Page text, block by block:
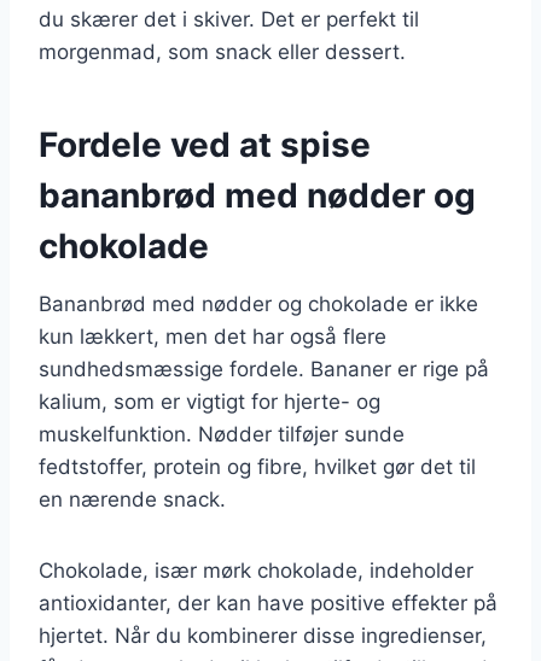
du skærer det i skiver. Det er perfekt til
morgenmad, som snack eller dessert.
Fordele ved at spise
bananbrød med nødder og
chokolade
Bananbrød med nødder og chokolade er ikke
kun lækkert, men det har også flere
sundhedsmæssige fordele. Bananer er rige på
kalium, som er vigtigt for hjerte- og
muskelfunktion. Nødder tilføjer sunde
fedtstoffer, protein og fibre, hvilket gør det til
en nærende snack.
Chokolade, især mørk chokolade, indeholder
antioxidanter, der kan have positive effekter på
hjertet. Når du kombinerer disse ingredienser,